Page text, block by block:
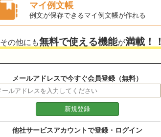
マイ例文帳
例文が保存できるマイ例文帳が作れる
その他にも無料で使える機能が満載！！
メールアドレスで今すぐ会員登録（無料）
他社サービスアカウントで登録・ログイン